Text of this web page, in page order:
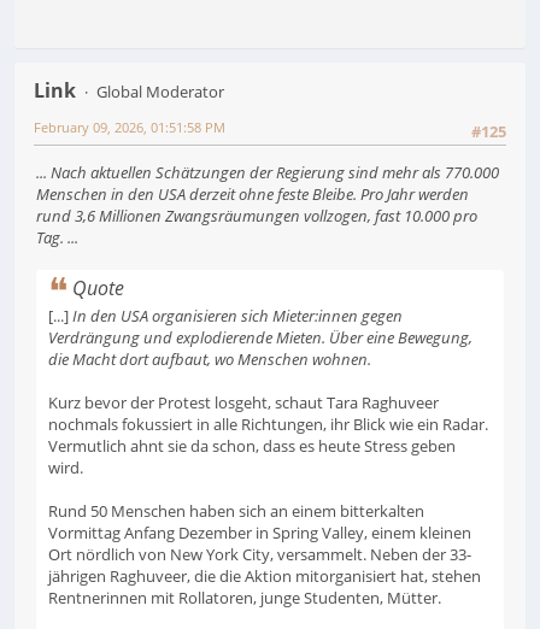
Link
Global Moderator
#125
February 09, 2026, 01:51:58 PM
... Nach aktuellen Schätzungen der Regierung sind mehr als 770.000
Menschen in den USA derzeit ohne feste Bleibe. Pro Jahr werden
rund 3,6 Millionen Zwangsräumungen vollzogen, fast 10.000 pro
Tag. ...
Quote
[...]In den USA organisieren sich Mieter:innen gegen
Verdrängung und explodierende Mieten. Über eine Bewegung,
die Macht dort aufbaut, wo Menschen wohnen.
Kurz bevor der Protest losgeht, schaut Tara Raghuveer
nochmals fokussiert in alle Richtungen, ihr Blick wie ein Radar.
Vermutlich ahnt sie da schon, dass es heute Stress geben
wird.
Rund 50 Menschen haben sich an einem bitterkalten
Vormittag Anfang Dezember in Spring Valley, einem kleinen
Ort nördlich von New York City, versammelt. Neben der 33-
jährigen Raghuveer, die die Aktion mitorganisiert hat, stehen
Rentnerinnen mit Rollatoren, junge Studenten, Mütter.